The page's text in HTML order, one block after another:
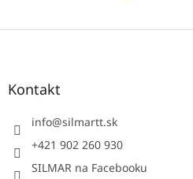
Z
Kontakt
info@silmartt.sk
+421 902 260 930
SILMAR na Facebooku